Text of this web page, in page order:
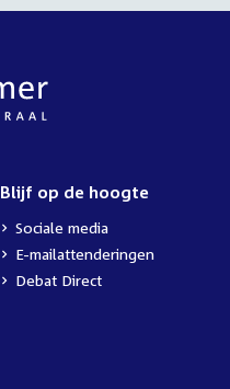
Blijf op de hoogte
Sociale media
E-mailattenderingen
Debat Direct